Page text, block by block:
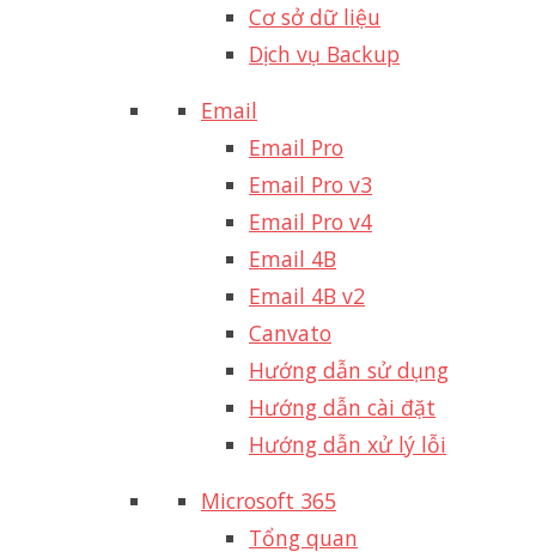
Cơ sở dữ liệu
Dịch vụ Backup
Email
Email Pro
Email Pro v3
Email Pro v4
Email 4B
Email 4B v2
Canvato
Hướng dẫn sử dụng
Hướng dẫn cài đặt
Hướng dẫn xử lý lỗi
Microsoft 365
Tổng quan